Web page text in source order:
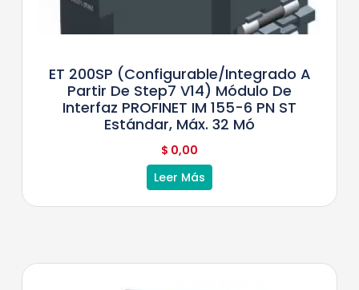
ET 200SP (configurable/integrado A
Partir De Step7 V14) Módulo De
Interfaz PROFINET IM 155-6 PN ST
Estándar, Máx. 32 Mó
$ 0,00
Leer Más